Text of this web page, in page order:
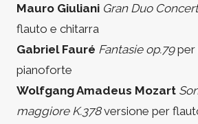
Mauro Giuliani Gran Duo
flauto e chitarra
Gabriel Fauré Fantasie op.79per
pianoforte
Wolfgang Amadeus Mozart
maggiore K.378versione per